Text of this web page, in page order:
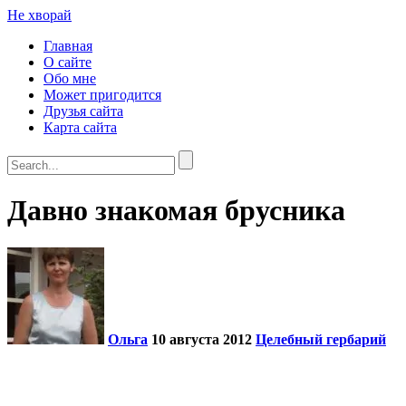
Не хворай
Главная
О сайте
Обо мне
Может пригодится
Друзья сайта
Карта сайта
Давно знакомая брусника
Ольга 10 августа 2012 Целебный гербарий